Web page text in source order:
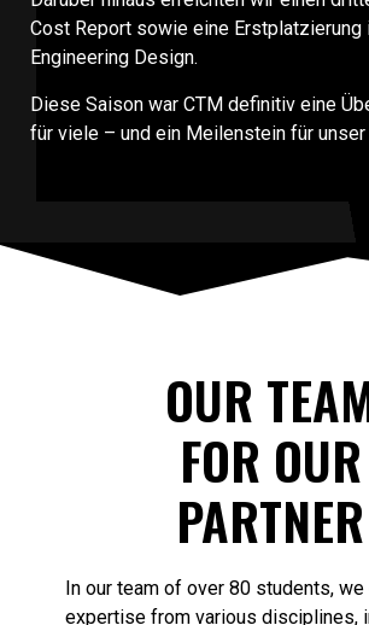
Cost Report sowie eine Erstplatzierung
Engineering Design.
Diese Saison war CTM definitiv eine
für viele – und ein Meilenstein für unser
OUR
FOR OUR
PARTNER
In our team of over 80 students,
expertise from various disciplines,